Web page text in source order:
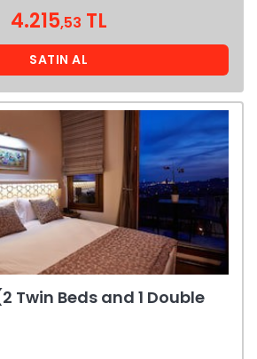
4.215,53 TL
SATIN AL
Twin Beds and 1 Double